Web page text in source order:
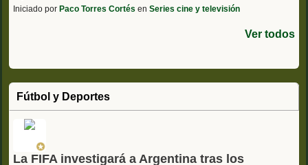
Iniciado por Paco Torres Cortés en Series cine y televisión
Ver todos
Fútbol y Deportes
La FIFA investigará a Argentina tras los